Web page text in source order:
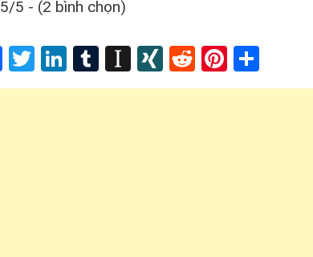
5/5 - (2 bình chọn)
Facebook
TwitterLinkedIn
Tumblr
Instapaper
XINGRedditPinterest